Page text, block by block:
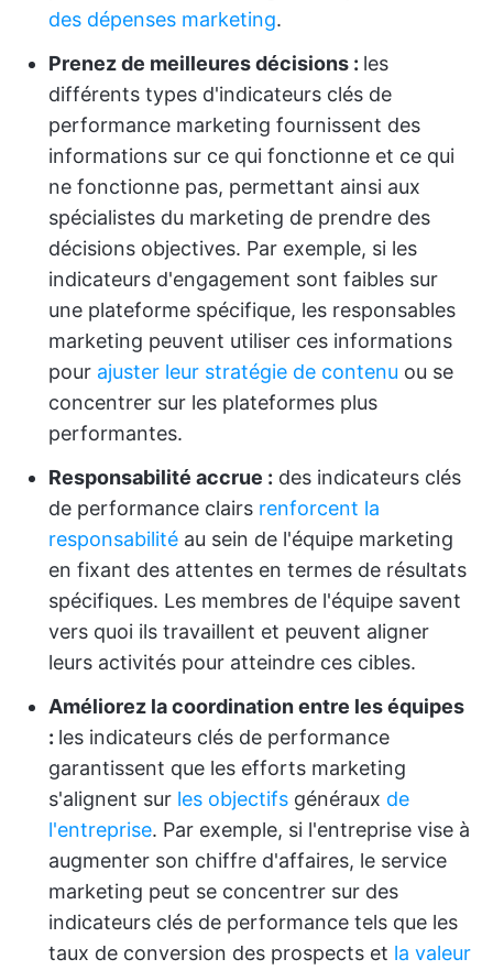
des dépenses marketing.
Prenez de meilleures décisions : les
différents types d'indicateurs clés de
performance marketing fournissent des
informations sur ce qui fonctionne et ce qui
ne fonctionne pas, permettant ainsi aux
spécialistes du marketing de prendre des
décisions objectives. Par exemple, si les
indicateurs d'engagement sont faibles sur
une plateforme spécifique, les responsables
marketing peuvent utiliser ces informations
pour ajuster leur stratégie de contenu ou se
concentrer sur les plateformes plus
performantes.
Responsabilité accrue : des indicateurs clés
de performance clairs renforcent la
responsabilité au sein de l'équipe marketing
en fixant des attentes en termes de résultats
spécifiques. Les membres de l'équipe savent
vers quoi ils travaillent et peuvent aligner
leurs activités pour atteindre ces cibles.
Améliorez la coordination entre les équipes
: les indicateurs clés de performance
garantissent que les efforts marketing
s'alignent sur les objectifs généraux de
l'entreprise. Par exemple, si l'entreprise vise à
augmenter son chiffre d'affaires, le service
marketing peut se concentrer sur des
indicateurs clés de performance tels que les
taux de conversion des prospects et la valeur